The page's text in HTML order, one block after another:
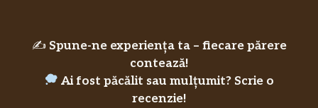
✍️ Spune-ne experiența ta – fiecare părere
contează!
Ai fost păcălit sau mulțumit? Scrie o
recenzie!